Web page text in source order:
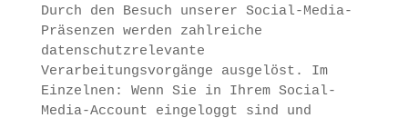
Durch den Besuch unserer Social-Media-
Präsenzen werden zahlreiche
datenschutzrelevante
Verarbeitungsvorgänge ausgelöst. Im
Einzelnen: Wenn Sie in Ihrem Social-
Media-Account eingeloggt sind und